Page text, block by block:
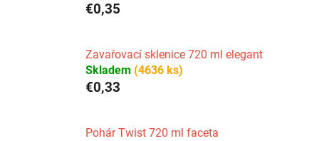
€0,35
Zavařovací sklenice 720 ml elegant
Skladem (4636 ks)
€0,33
Pohár Twist 720 ml faceta